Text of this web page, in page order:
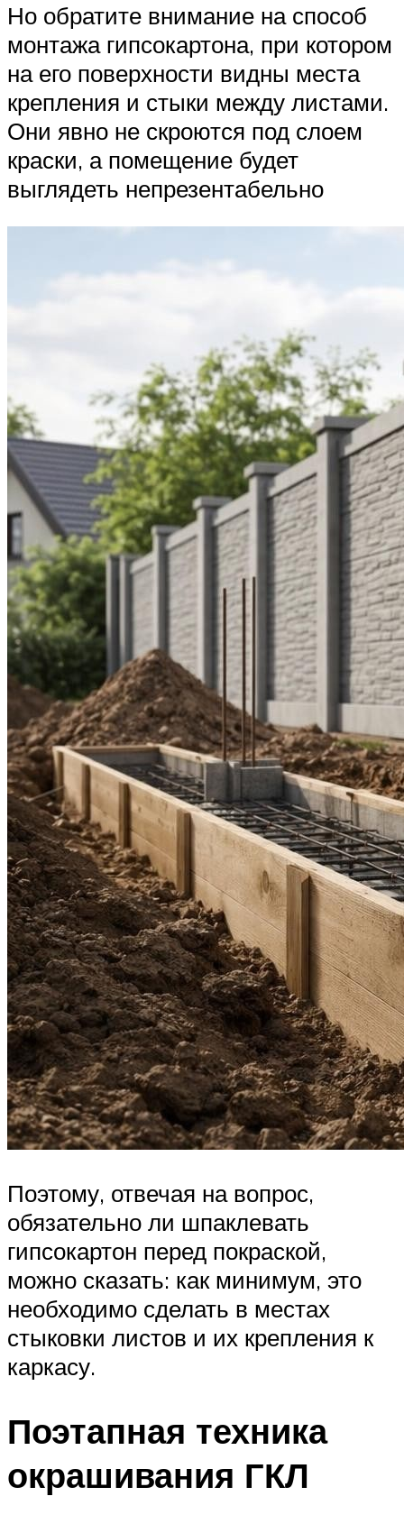
Но обратите внимание на способ
монтажа гипсокартона, при котором
на его поверхности видны места
крепления и стыки между листами.
Они явно не скроются под слоем
краски, а помещение будет
выглядеть непрезентабельно
Поэтому, отвечая на вопрос,
обязательно ли шпаклевать
гипсокартон перед покраской,
можно сказать: как минимум, это
необходимо сделать в местах
стыковки листов и их крепления к
каркасу.
Поэтапная техника
окрашивания ГКЛ